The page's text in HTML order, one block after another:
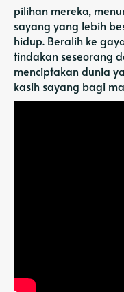
pilihan mereka,
sayang yang lebih
hidup. Beralih ke
tindakan seseorang
menciptakan dunia
kasih sayang bagi